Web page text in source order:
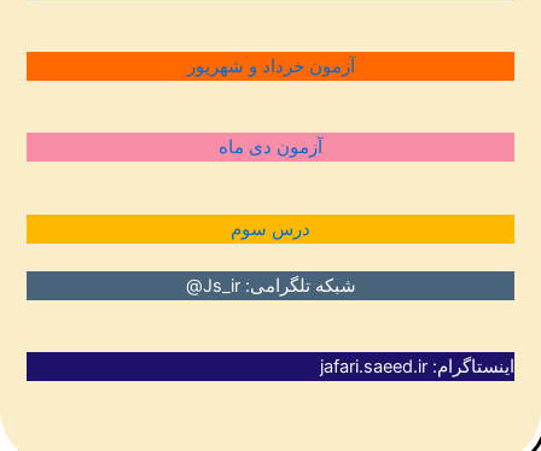
آزمون خرداد و شهریور
آزمون دی ماه
درس سوم
شبکه تلگرامی: Js_ir@
اینستاگرام: jafari.saeed.ir